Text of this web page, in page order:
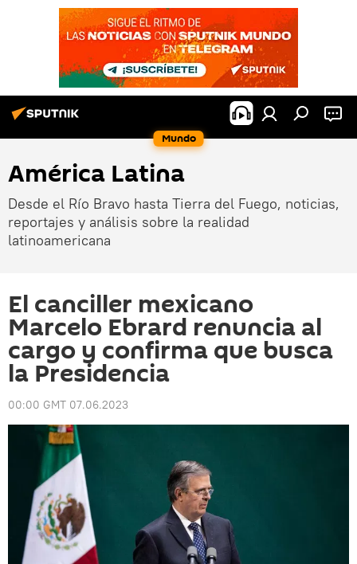
Mundo
América Latina
Desde el Río Bravo hasta Tierra del Fuego, noticias,
reportajes y análisis sobre la realidad
latinoamericana
El canciller mexicano
Marcelo Ebrard renuncia al
cargo y confirma que busca
la Presidencia
00:00 GMT 07.06.2023